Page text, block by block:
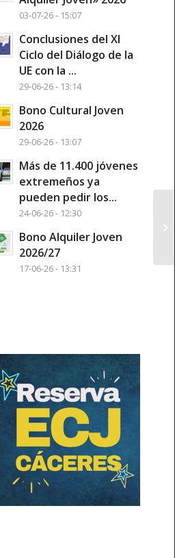
03-07-26 - 15:07
Conclusiones del XI
Ciclo del Diálogo de la
UE con la ...
29-06-26 - 13:14
Bono Cultural Joven
2026
29-06-26 - 13:07
Más de 11.400 jóvenes
extremeños ya
pueden pedir los...
24-06-26 - 12:30
Bono Alquiler Joven
2026/27
17-06-26 - 13:31